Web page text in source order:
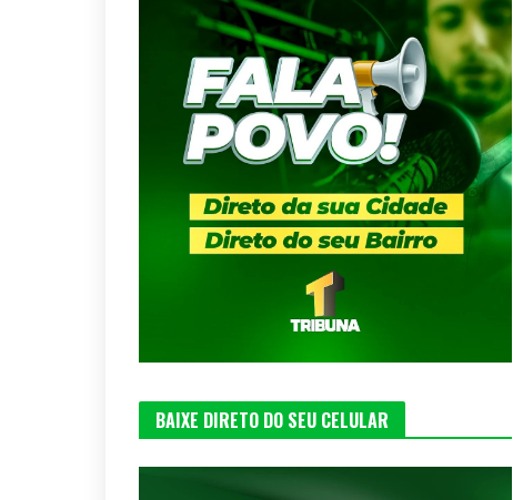
BAIXE DIRETO DO SEU CELULAR